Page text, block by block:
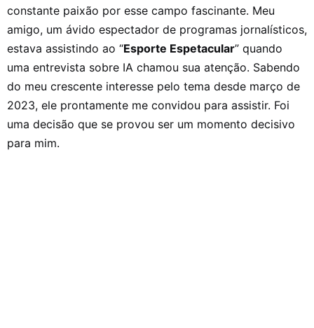
constante paixão por esse campo fascinante. Meu
amigo, um ávido espectador de programas jornalísticos,
estava assistindo ao “Esporte Espetacular” quando
uma entrevista sobre IA chamou sua atenção. Sabendo
do meu crescente interesse pelo tema desde março de
2023, ele prontamente me convidou para assistir. Foi
uma decisão que se provou ser um momento decisivo
para mim.